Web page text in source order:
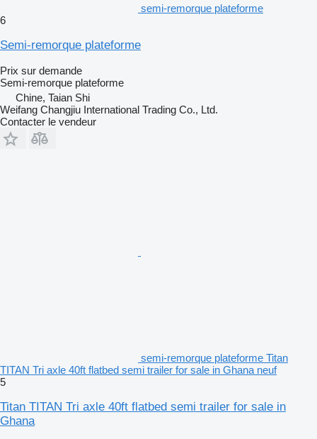
semi-remorque plateforme
6
Semi-remorque plateforme
Prix sur demande
Semi-remorque plateforme
Chine, Taian Shi
Weifang Changjiu International Trading Co., Ltd.
Contacter le vendeur
semi-remorque plateforme Titan
TITAN Tri axle 40ft flatbed semi trailer for sale in Ghana neuf
5
Titan TITAN Tri axle 40ft flatbed semi trailer for sale in
Ghana